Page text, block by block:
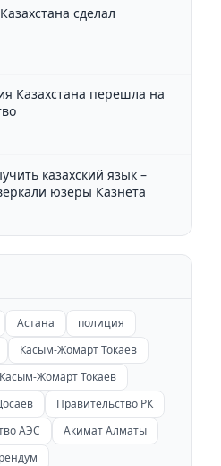
сделал
Казахстана перешла на
казахский язык –
юзеры Казнета
Астана
полиция
Касым-Жомарт Токаев
Жомарт Токаев
Правительство РК
АЭС
Акимат Алматы